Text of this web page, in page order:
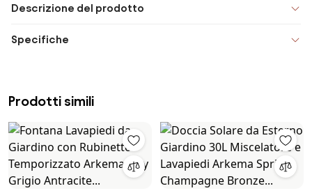
Descrizione del prodotto
Specifiche
Prodotti simili